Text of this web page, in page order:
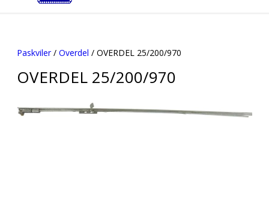
Paskviler/ Overdel / OVERDEL 25/200/970
OVERDEL 25/200/970